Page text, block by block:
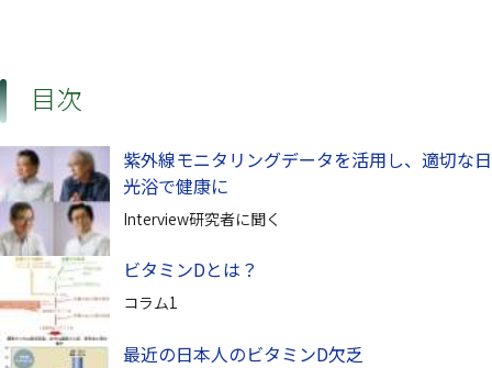
目次
紫外線モニタリングデータを活用し、適切な日
光浴で健康に
Interview研究者に聞く
ビタミンDとは？
コラム1
最近の日本人のビタミンD欠乏